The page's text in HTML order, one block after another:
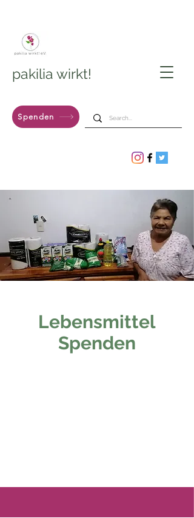
pakilia wirkt!
Spenden
Lebensmittel
Spenden